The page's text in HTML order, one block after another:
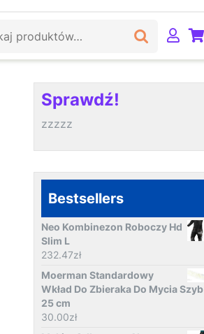
Sprawdź!
zzzzz
Bestsellers
Neo Kombinezon Roboczy Hd
Slim L
232.47zł
Moerman Standardowy
Wkład Do Zbieraka Do Mycia Szyb
25 cm
30.00zł